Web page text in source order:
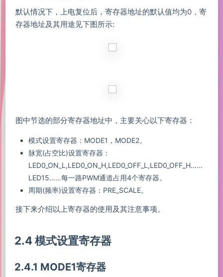
默认情况下，上电复位后，寄存器地址的默认值均为0，寄
存器地址及其用途见下图所示:
图中节选的部分寄存器地址中，主要关心以下寄存器：
模式设置寄存器：MODE1，MODE2。
脉宽(占空比)设置寄存器：
LED0_ON_L,LED0_ON_H,LED0_OFF_L,LED0_OFF_H……
LED15……每一路PWM通道占用4个寄存器。
周期(频率)设置寄存器：PRE_SCALE。
接下来介绍以上寄存器的使用及其注意事项。
2.4 模式设置寄存器
2.4.1 MODE1寄存器